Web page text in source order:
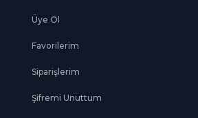
Üye Ol
Favorilerim
Siparişlerim
Şifremi Unuttum